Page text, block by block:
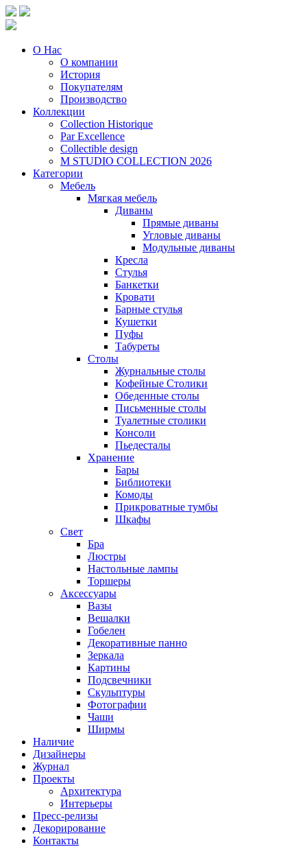
О Нас
О компании
История
Покупателям
Производство
Коллекции
Collection Historique
Par Excellence
Collectible design
M STUDIO COLLECTION 2026
Категории
Мебель
Мягкая мебель
Диваны
Прямые диваны
Угловые диваны
Модульные диваны
Кресла
Стулья
Банкетки
Кровати
Барные стулья
Кушетки
Пуфы
Табуреты
Столы
Журнальные столы
Кофейные Столики
Обеденные столы
Письменные столы
Туалетные столики
Консоли
Пьедесталы
Хранение
Бары
Библиотеки
Комоды
Прикроватные тумбы
Шкафы
Свет
Бра
Люстры
Настольные лампы
Торшеры
Аксессуары
Вазы
Вешалки
Гобелен
Декоративные панно
Зеркала
Картины
Подсвечники
Скульптуры
Фотографии
Чаши
Ширмы
Наличие
Дизайнеры
Журнал
Проекты
Архитектура
Интерьеры
Пресс-релизы
Декорирование
Контакты